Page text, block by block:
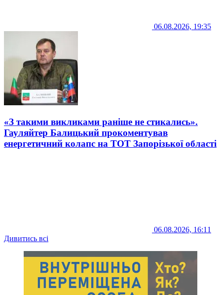
06.08.2026, 19:35
«З такими викликами раніше не стикались».
Гауляйтер Балицький прокоментував
енергетичний колапс на ТОТ Запорізької області
06.08.2026, 16:11
Дивитись всі